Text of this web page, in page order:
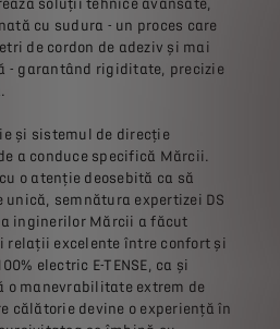
soluții tehnice avansate,
cu sudura - un proces care
de cordon de adeziv și mai
- garantând rigiditate, precizie
și sistemul de direcție
a conduce specifică Mărcii.
o atenție deosebită ca să
semnătura expertizei DS
inginerilor Mărcii a făcut
relații excelente între confort și
electric E-TENSE, ca și
o manevrabilitate extrem de
călătorie devine o experiență în